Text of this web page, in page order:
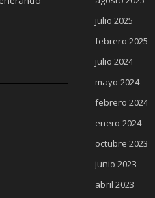
julio 2025
febrero 2025
julio 2024
mayo 2024
febrero 2024
enero 2024
octubre 2023
junio 2023
abril 2023